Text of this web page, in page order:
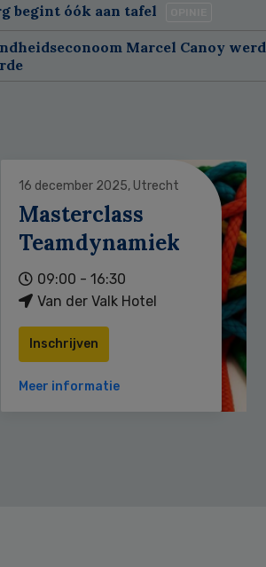
begint óók aan tafel
Marcel Canoy werd
16 december 2025, Utrecht
Masterclass
Teamdynamiek
09:00 - 16:30
Van der Valk Hotel
Inschrijven
Meer informatie